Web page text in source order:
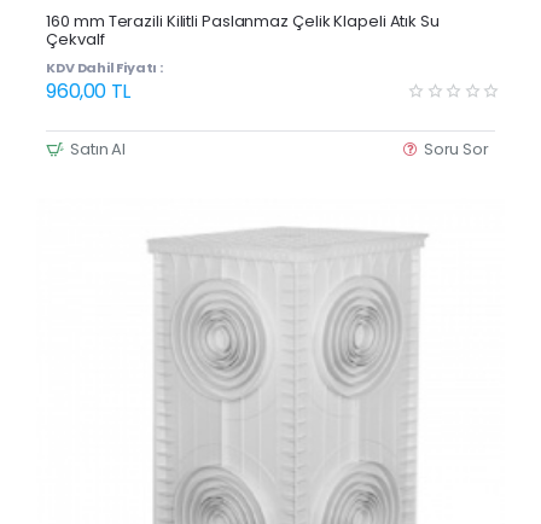
160 mm Terazili Kilitli Paslanmaz Çelik Klapeli Atık Su
Çekvalf
KDV Dahil Fiyatı :
960,00 TL
Satın Al Soru Sor